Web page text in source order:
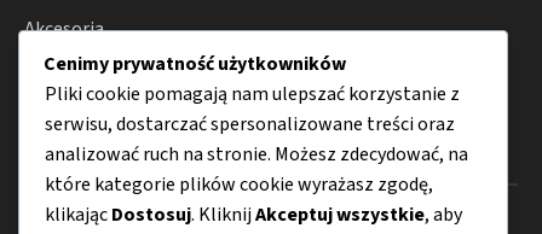
Akcesoria
Internet
Menu
O nas
Cenimy prywatność użytkowników
Pliki cookie pomagają nam ulepszać korzystanie z
serwisu, dostarczać spersonalizowane treści oraz
analizować ruch na stronie. Możesz zdecydować, na
które kategorie plików cookie wyrażasz zgodę,
klikającDostosuj. KliknijAkceptuj wszystkie, aby